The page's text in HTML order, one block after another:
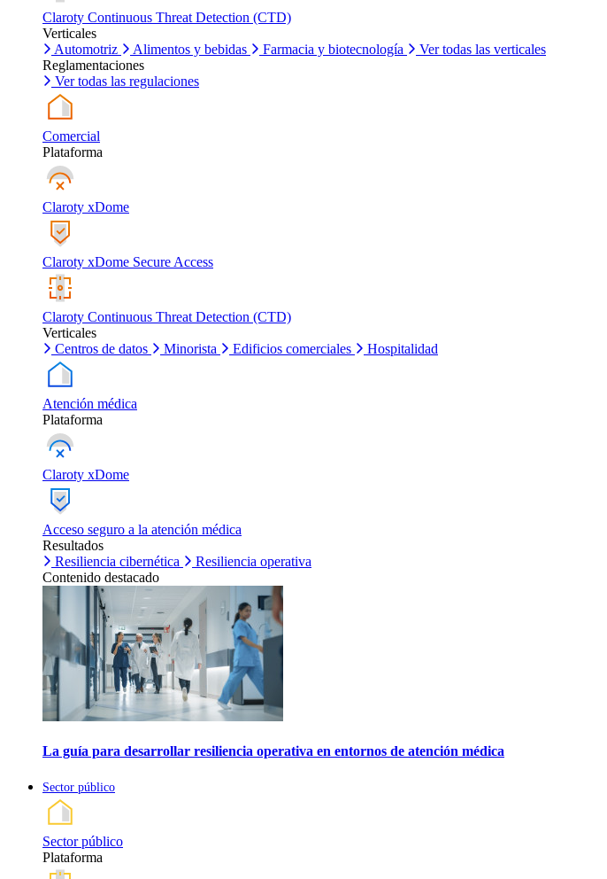
Claroty Continuous Threat Detection (CTD)
Verticales
Automotriz
Alimentos y bebidas Farmacia y biotecnología
Ver todas las verticales
Reglamentaciones
Ver todas las regulaciones
Comercial
Plataforma
Claroty xDome
Claroty xDome Secure Access
Claroty Continuous Threat Detection (CTD)
Verticales
Centros de datos
Minorista Edificios comerciales Hospitalidad
Atención médica
Plataforma
Claroty xDome
Acceso seguro a la atención médica
Resultados
Resiliencia cibernética
Resiliencia operativa
Contenido destacado
La guía para desarrollar resiliencia operativa en entornos de atención médica
Sector público
Sector público
Plataforma